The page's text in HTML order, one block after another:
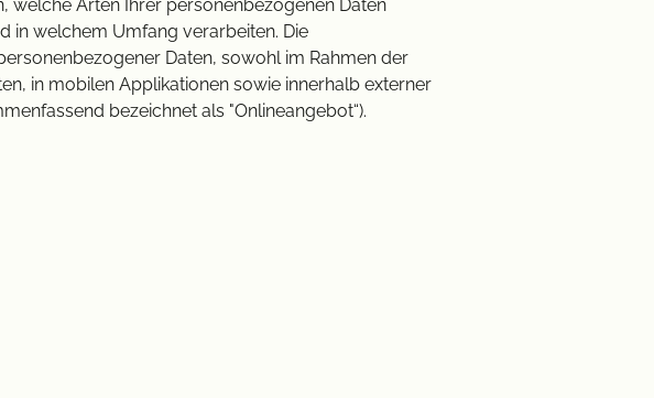
Arten Ihrer personenbezogenen Daten
in welchem Umfang verarbeiten. Die
Daten, sowohl im Rahmen der
in mobilen Applikationen sowie innerhalb externer
bezeichnet als "Onlineangebot“).